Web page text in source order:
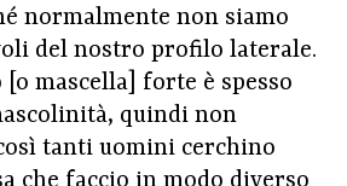
normalmente non siamo
del nostro profilo laterale.
mascella] forte è spesso
quindi non
tanti uomini cerchino